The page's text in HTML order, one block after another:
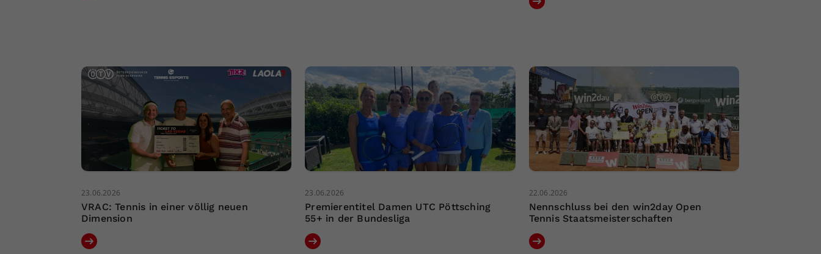
23.06.2026
VRAC: Tennis in einer völlig neuen
Dimension
23.06.2026
Premierentitel Damen UTC Pöttsching
55+ in der Bundesliga
22.06.2026
Nennschluss bei den win2day Open
Tennis Staatsmeisterschaften